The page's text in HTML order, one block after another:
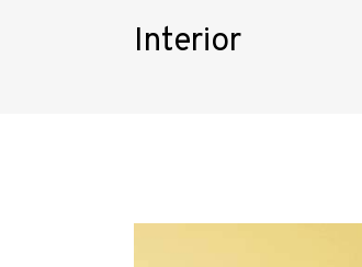
Interior